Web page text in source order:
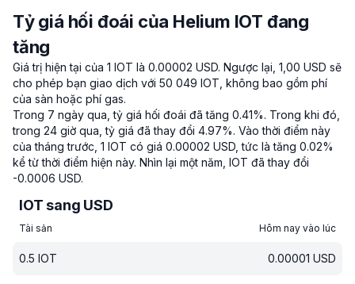
Tỷ giá hối đoái của Helium IOT đang
tăng
Giá trị hiện tại của 1 IOT là 0.00002 USD. Ngược lại, 1,00 USD sẽ
cho phép bạn giao dịch với 50 049 IOT, không bao gồm phí
của sàn hoặc phí gas.
Trong 7 ngày qua, tỷ giá hối đoái đã tăng 0.41%. Trong khi đó,
trong 24 giờ qua, tỷ giá đã thay đổi 4.97%. Vào thời điểm này
của tháng trước, 1 IOT có giá 0.00002 USD, tức là tăng 0.02%
kể từ thời điểm hiện này. Nhìn lại một năm, IOT đã thay đổi
-0.0006 USD.
IOT sang USD
Tài sản Hôm nay vào lúc
0.5 IOT 0.00001 USD